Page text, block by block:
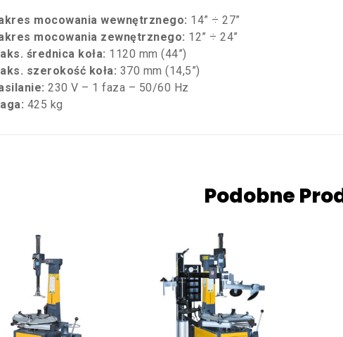
mocowania wewnętrznego: 14” ÷ 27”
mocowania zewnętrznego: 12” ÷ 24”
średnica koła: 1120 mm (44”)
szerokość koła: 370 mm (14,5”)
230 V – 1 faza – 50/60 Hz
425 kg
Podobne